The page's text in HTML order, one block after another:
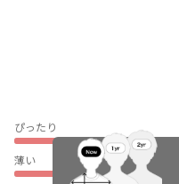
ぴったり
薄い